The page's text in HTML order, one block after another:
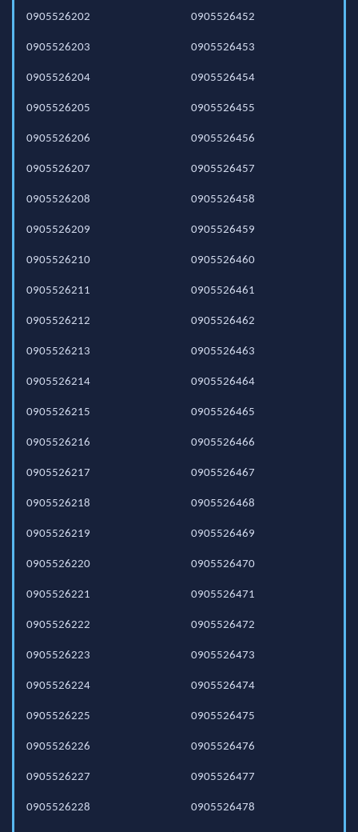
0905526202
0905526203
0905526204
0905526205
0905526206
0905526207
0905526208
0905526209
0905526210
0905526211
0905526212
0905526213
0905526214
0905526215
0905526216
0905526217
0905526218
0905526219
0905526220
0905526221
0905526222
0905526223
0905526224
0905526225
0905526226
0905526227
0905526228
0905526452
0905526453
0905526454
0905526455
0905526456
0905526457
0905526458
0905526459
0905526460
0905526461
0905526462
0905526463
0905526464
0905526465
0905526466
0905526467
0905526468
0905526469
0905526470
0905526471
0905526472
0905526473
0905526474
0905526475
0905526476
0905526477
0905526478